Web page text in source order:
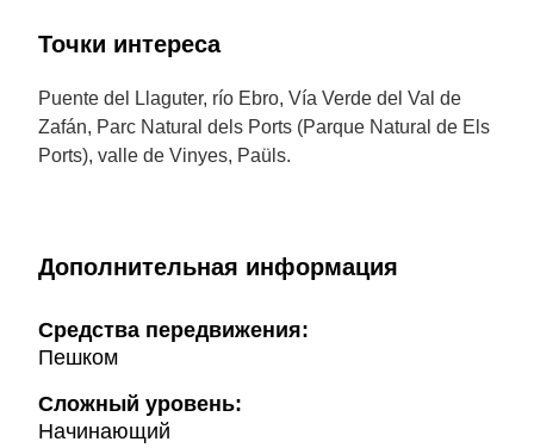
Точки интереса
Puente del Llaguter, río Ebro, Vía Verde del Val de
Zafán, Parc Natural dels Ports (Parque Natural de Els
Ports), valle de Vinyes, Paüls.
Дополнительная информация
Cредства передвижения:
Пешком
Сложный уровень:
Начинающий